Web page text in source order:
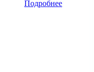
Подробнее